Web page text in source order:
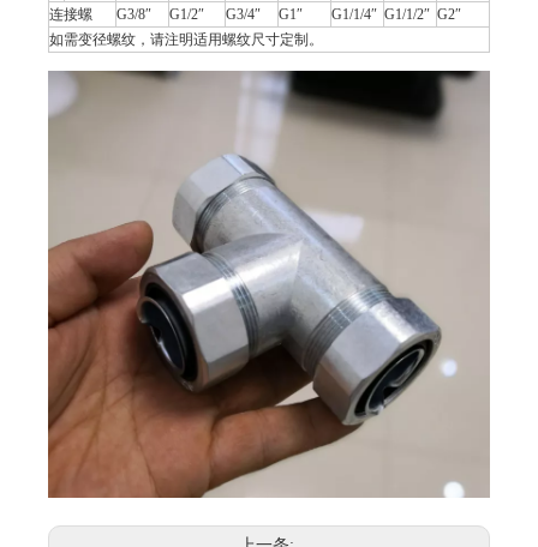
连接螺
G3/8″ G1/2″ G3/4″ G1″ G1/1/4″ G1/1/2″ G2″
如需变径螺纹，请注明适用螺纹尺寸定制。